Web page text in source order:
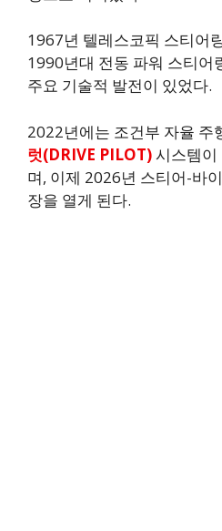
1967년 텔레스코픽 스티어
1990년대 전동 파워 스티어
주요 기술적 발전이 있었다.
2022년에는 조건부 자율 주
럿(DRIVE PILOT)시스템이
며, 이제 2026년 스티어-바
장을 열게 된다.